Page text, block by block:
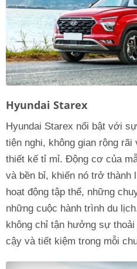
Hyundai Starex
Hyundai Starex nổi bật với
tiện nghi, không gian rộng
thiết kế tỉ mỉ. Động cơ của
và bền bỉ, khiến nó trở
hoạt động tập thể, những
những cuộc hành trình du
không chỉ tận hưởng sự
cậy và tiết kiệm trong mỗi